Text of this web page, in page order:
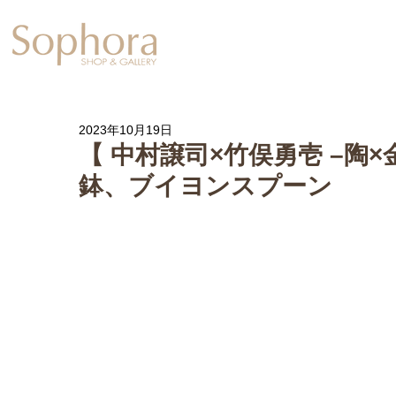
【 中村譲司×竹俣勇壱 –陶
鉢、ブイヨンスプーン
2023年10月19日